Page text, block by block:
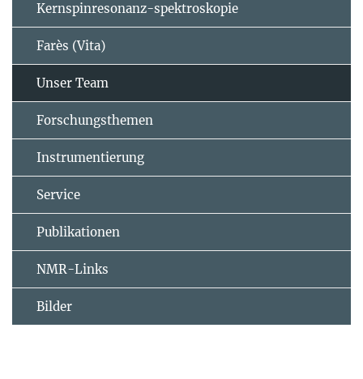
Kernspinresonanz-spektroskopie
Farès (Vita)
Unser Team
Forschungsthemen
Instrumentierung
Service
Publikationen
NMR-Links
Bilder